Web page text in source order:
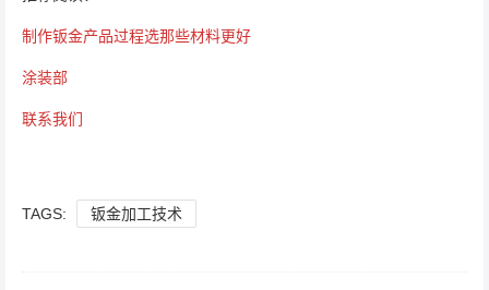
制作钣金产品过程选那些材料更好
涂装部
联系我们
TAGS: 钣金加工技术